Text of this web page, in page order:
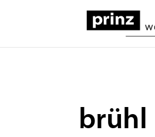
brühl